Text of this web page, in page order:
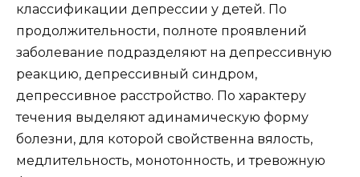
классификации депрессии у детей. По
продолжительности, полноте проявлений
заболевание подразделяют на депрессивную
реакцию, депрессивный синдром,
депрессивное расстройство. По характеру
течения выделяют адинамическую форму
болезни, для которой свойственна вялость,
медлительность, монотонность, и тревожную